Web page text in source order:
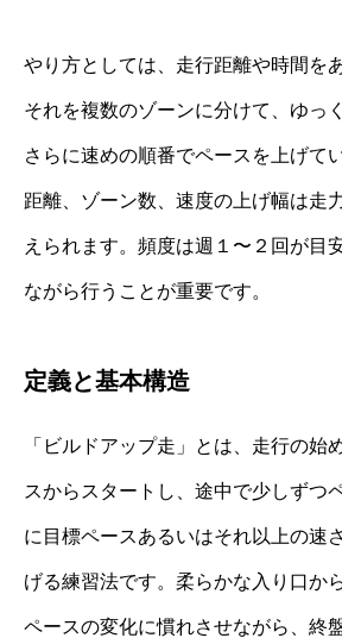
やり方としては、走行距離や時間を
それを複数のゾーンに分けて、ゆ
さらに速めの順番でペースを上げて
距離、ゾーン数、速度の上げ幅は走
えられます。頻度は週１〜２回が目
ながら行うことが重要です。
定義と基本構造
「ビルドアップ走」とは、走行の始
スからスタートし、途中で少しずつ
に目標ペースあるいはそれ以上の速
げる練習法です。柔らかな入り口か
ペースの変化に慣れさせながら、終